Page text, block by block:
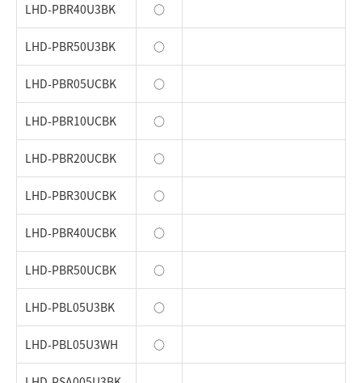
LHD-PBR40U3BK ○
LHD-PBR50U3BK ○
LHD-PBR05UCBK ○
LHD-PBR10UCBK ○
LHD-PBR20UCBK ○
LHD-PBR30UCBK ○
LHD-PBR40UCBK ○
LHD-PBR50UCBK ○
LHD-PBL05U3BK ○
LHD-PBL05U3WH ○